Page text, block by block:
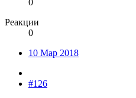
0
Реакции
0
10 Мар 2018
#126